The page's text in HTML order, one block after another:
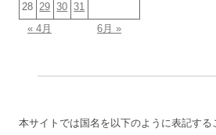
28 29 30 31
« 4月
6月 »
本サイトでは国名を以下のように表記す